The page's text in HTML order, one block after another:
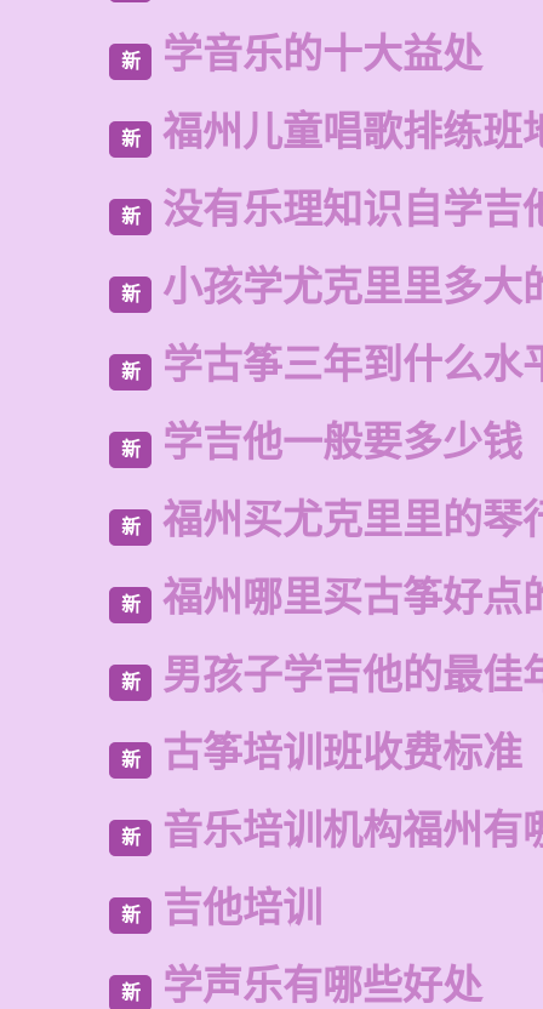
新 学音乐的十大益处
新 福州儿童唱歌排练班
新 没有乐理知识自学吉
新 小孩学尤克里里多大
新 学古筝三年到什么水
新 学吉他一般要多少钱
新 福州买尤克里里的琴
新 福州哪里买古筝好点
新 男孩子学吉他的最佳
新 古筝培训班收费标准
新 音乐培训机构福州有
新 吉他培训
新 学声乐有哪些好处